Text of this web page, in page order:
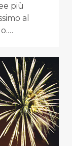
più
al